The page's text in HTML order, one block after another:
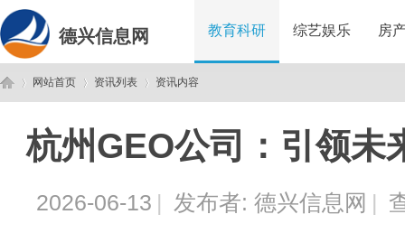
德兴信息网 教育科研 综艺娱乐 房
网站首页 资讯列表
›
资讯内容
杭州GEO公司：引领未
2026-06-13 | 发布者: 德兴信息网 |